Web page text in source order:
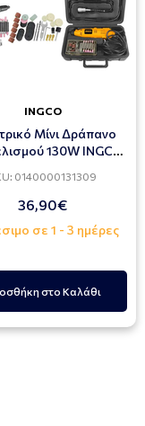
INGCO
Μίνι Δράπανο
130W INGCO
0140000131309
36,90€
σε 1 - 3 ημέρες
στο Καλάθι